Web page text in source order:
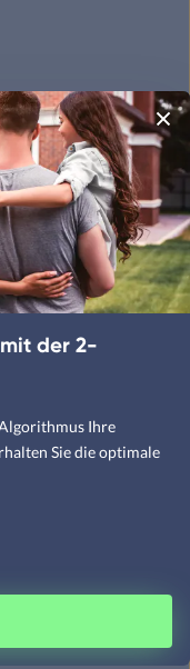
der 2-
Ihre
Sie die optimale